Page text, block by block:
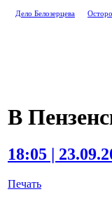
Дело Белозерцева
В
18:05 |
Печать